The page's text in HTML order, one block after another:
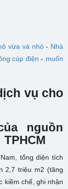
vừa và nhỏ- Nhà
cúp điện - muốn
vụ cho
nguồn
Nam, tổng diện tích
2,7 triệu m2 (tăng
kiềm chế, ghi nhận